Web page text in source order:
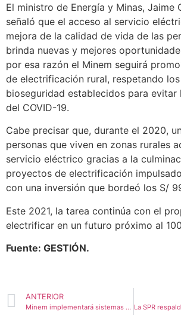
El ministro de Energía y Minas, Jaime
señaló que el acceso al servicio
mejora de la calidad de vida de las
brinda nuevas y mejores
por esa razón el Minem seguirá
de electrificación rural, respetando
bioseguridad establecidos para evitar
del COVID-19.
Cabe precisar que, durante el 2020,
personas que viven en zonas rurales
servicio eléctrico gracias a la
proyectos de electrificación
con una inversión que bordeó los S/
Este 2021, la tarea continúa con el
electrificar en un futuro próximo al
Fuente: GESTIÓN.
ANTERIOR
Minem implementará sistemas de calefacción para comunidades rurales en Cusco y Puno